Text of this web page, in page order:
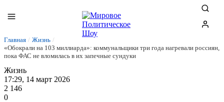
Главная / Жизнь /
«Обокрали на 103 миллиарда»: коммунальщики три года нагревали россиян,
пока ФАС не вломилась в их запечные сундуки
Жизнь
17:29, 14 март 2026
2 146
0